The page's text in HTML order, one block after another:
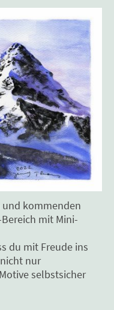
kommenden
mit Mini-
du mit Freude ins
nur
selbstsicher